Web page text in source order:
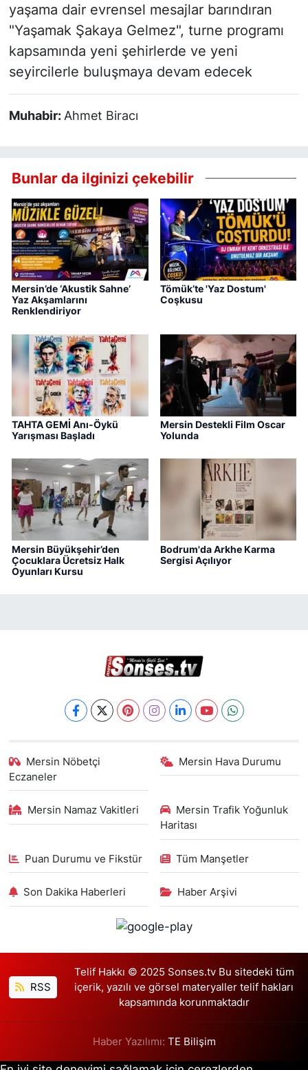
yaşama dair evrensel mesajlar barındıran
"Yaşamak Şakaya Gelmez", turne programı
kapsamında yeni şehirlerde ve yeni
seyircilerle buluşmaya devam edecek
Muhabir: Ahmet Biracı
Bunlar da ilginizi çekebilir
Mersin’de ‘Akustik Sahne’
Yaz Akşamlarını
Renklendiriyor
Tömük’te 'Yaz Dostum'
Coşkusu
TAHTA GEMİ Anı-Öykü
Yarışması Başladı
Mersin Destekli Film Oscar
Yolunda
Mersin Büyükşehir’den
Çocuklara Ücretsiz Halk
Oyunları Kursu
Bodrum'da Arkhe Karma
Sergisi Açılıyor
Mersin Nöbetçi
Eczaneler
Mersin Hava Durumu
Mersin Namaz Vakitleri
Mersin Trafik Yoğunluk
Haritası
Puan Durumu ve Fikstür Tüm Manşetler
Son Dakika Haberleri Haber Arşivi
RSS
Telif Hakkı © 2025 Sonses.tv Bu sitedeki tüm
içerik, yazılı ve görsel materyaller telif hakları
kapsamında korunmaktadır
Haber Yazılımı: TE Bilişim